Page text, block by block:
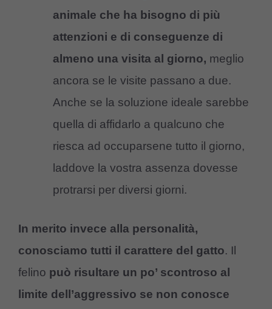
animale che ha bisogno di più
attenzioni e di conseguenze di
almeno una visita al giorno, meglio
ancora se le visite passano a due.
Anche se la soluzione ideale sarebbe
quella di affidarlo a qualcuno che
riesca ad occuparsene tutto il giorno,
laddove la vostra assenza dovesse
protrarsi per diversi giorni.
In merito invece alla personalità,
conosciamo tutti il carattere del gatto. Il
felino può risultare un po’ scontroso al
limite dell’aggressivo se non conosce